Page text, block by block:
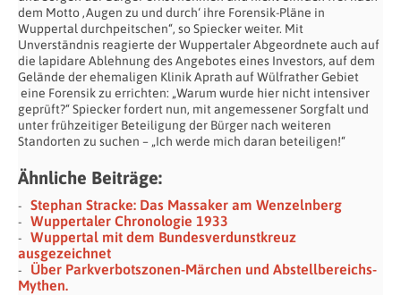
dem Motto ‚Augen zu und durch‘ ihre Forensik-Pläne in
Wuppertal durchpeitschen“, so Spiecker weiter. Mit
Unverständnis reagierte der Wuppertaler Abgeordnete auch auf
die lapidare Ablehnung des Angebotes eines Investors, auf dem
Gelände der ehemaligen Klinik Aprath auf Wülfrather Gebiet
eine Forensik zu errichten: „Warum wurde hier nicht intensiver
geprüft?“ Spiecker fordert nun, mit angemessener Sorgfalt und
unter frühzeitiger Beteiligung der Bürger nach weiteren
Standorten zu suchen – „Ich werde mich daran beteiligen!“
Ähnliche Beiträge:
Stephan Stracke: Das Massaker am Wenzelnberg
Wuppertaler Chronologie 1933
Wuppertal mit dem Bundesverdunstkreuz
ausgezeichnet
Über Parkverbotszonen-Märchen und Abstellbereichs-
Mythen.